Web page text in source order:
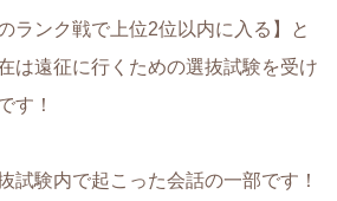
ランク戦で上位2位以内に入る】と
は遠征に行くための選抜試験を受け
す！
試験内で起こった会話の一部です！